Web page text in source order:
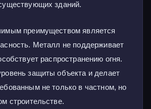
зданий.
преимуществом является
Металл не поддерживает
распространению огня.
защиты объекта и делает
не только в частном, но
строительстве.